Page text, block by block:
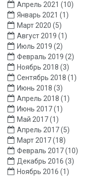
Апрель 2021 (10)
Январь 2021 (1)
Март 2020 (5)
Август 2019 (1)
Июль 2019 (2)
Февраль 2019 (2)
Ноябрь 2018 (3)
Сентябрь 2018 (1)
Июнь 2018 (3)
Апрель 2018 (1)
Июнь 2017(1)
Май 2017(1)
Апрель 2017(5)
Март 2017(18)
Февраль 2017(10)
Декабрь 2016 (3)
Ноябрь 2016 (1)